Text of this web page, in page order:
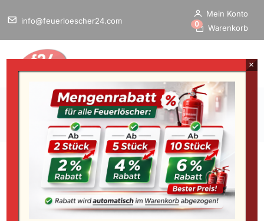
info@feuerloescher24.com
Mein Konto
Warenkorb
0
Startseite»Fahnenschild Brandschutzzeichen
“Feuerlöscher”, ISO 7010
×